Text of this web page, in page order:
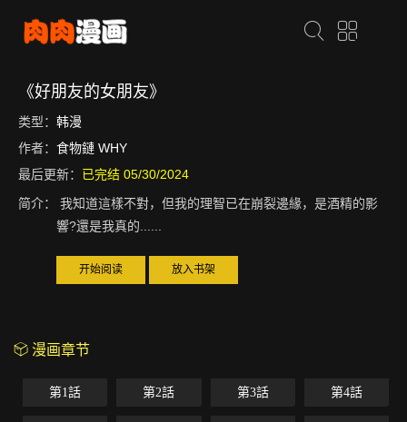
《好朋友的女朋友》
类型： 韩漫
作者： 食物鏈 WHY
最后更新： 已完结 05/30/2024
简介：
我知道這樣不對，但我的理智已在崩裂邊緣，是酒精的影
響?還是我真的......
开始阅读 放入书架
漫画章节
第1話 第2話 第3話 第4話